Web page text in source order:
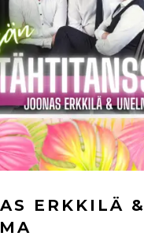
ERKKILÄ &